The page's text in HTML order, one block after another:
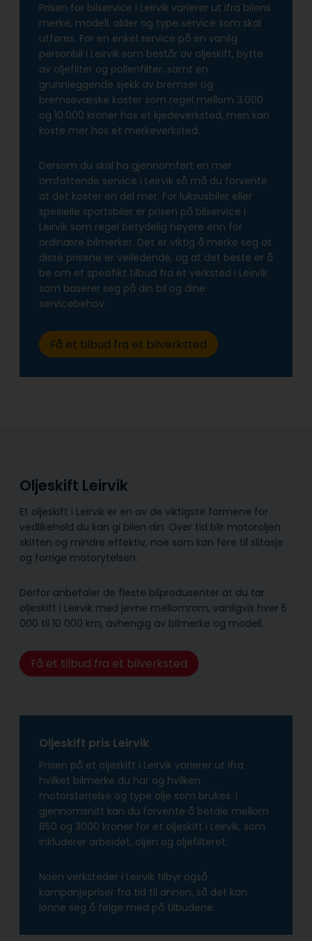
Prisen for bilservice i Leirvik varierer ut ifra bilens
merke, modell, alder og type service som skal
utføres. For en enkel service på en vanlig
personbil i Leirvik som består av oljeskift, bytte
av oljefilter og pollenfilter, samt en
grunnleggende sjekk av bremser og
bremsevæske koster som regel mellom 3.000
og 10.000 kroner hos et kjedeverksted, men kan
koste mer hos et merkeverksted.
Dersom du skal ha gjennomført en mer
omfattende service i Leirvik så må du forvente
at det koster en del mer. For luksusbiler eller
spesielle sportsbiler er prisen på bilservice i
Leirvik som regel betydelig høyere enn for
ordinære bilmerker. Det er viktig å merke seg at
disse prisene er veiledende, og at det beste er å
be om et spesifikt tilbud fra et verksted i Leirvik
som baserer seg på din bil og dine
servicebehov.
Få et tilbud fra et bilverksted
Oljeskift Leirvik
Et oljeskift i Leirvik er en av de viktigste formene for
vedlikehold du kan gi bilen din. Over tid blir motoroljen
skitten og mindre effektiv, noe som kan føre til slitasje
og forrige motorytelsen.
Derfor anbefaler de fleste bilprodusenter at du tar
oljeskift i Leirvik med jevne mellomrom, vanligvis hver 5
000 til 10 000 km, avhengig av bilmerke og modell.
Få et tilbud fra et bilverksted
Oljeskift pris Leirvik
Prisen på et oljeskift i Leirvik varierer ut ifra
hvilket bilmerke du har og hvilken
motorstørrelse og type olje som brukes. I
gjennomsnitt kan du forvente å betale mellom
850 og 3000 kroner for et oljeskift i Leirvik, som
inkluderer arbeidet, oljen og oljefilteret.
Noen verksteder i Leirvik tilbyr også
kampanjepriser fra tid til annen, så det kan
lønne seg å følge med på tilbudene.